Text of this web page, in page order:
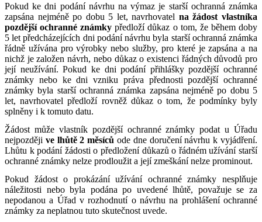
Pokud ke dni podání návrhu na výmaz je starší ochranná známka
zapsána nejméně po dobu 5 let, navrhovatel na žádost vlastníka
pozdější ochranné známky předloží důkaz o tom, že během doby
5 let předcházejících dni podání návrhu byla starší ochranná známka
řádně užívána pro výrobky nebo služby, pro které je zapsána a na
nichž je založen návrh, nebo důkaz o existenci řádných důvodů pro
její neužívání. Pokud ke dni podání přihlášky pozdější ochranné
známky nebo ke dni vzniku práva přednosti pozdější ochranné
známky byla starší ochranná známka zapsána nejméně po dobu 5
let, navrhovatel předloží rovněž důkaz o tom, že podmínky byly
splněny i k tomuto datu.
Žádost může vlastník pozdější ochranné známky podat u Úřadu
nejpozději ve lhůtě 2 měsíců ode dne doručení návrhu k vyjádření.
Lhůtu k podání žádosti o předložení důkazů o řádném užívání starší
ochranné známky nelze prodloužit a její zmeškání nelze prominout.
Pokud žádost o prokázání užívání ochranné známky nesplňuje
náležitosti nebo byla podána po uvedené lhůtě, považuje se za
nepodanou a Úřad v rozhodnutí o návrhu na prohlášení ochranné
známky za neplatnou tuto skutečnost uvede.